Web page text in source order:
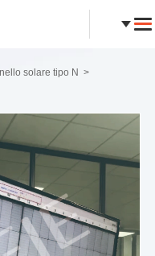
solare tipo N